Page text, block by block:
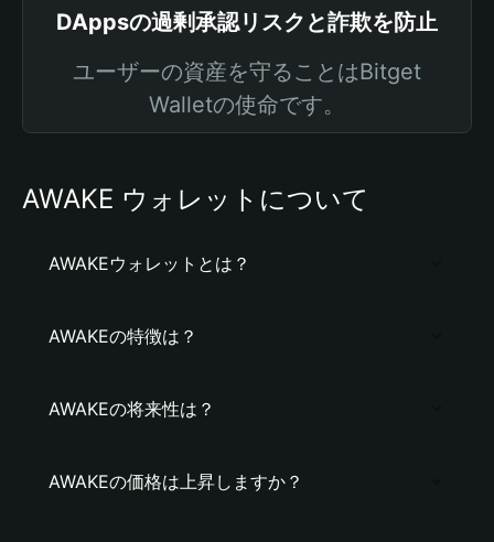
DAppsの過剰承認リスクと詐欺を防止
ユーザーの資産を守ることはBitget
Walletの使命です。
AWAKE ウォレットについて
AWAKEウォレットとは？
AWAKEの特徴は？
AWAKEの将来性は？
AWAKEの価格は上昇しますか？